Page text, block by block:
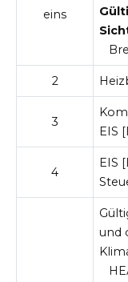
eins
2
3
EIS
4
EIS
und